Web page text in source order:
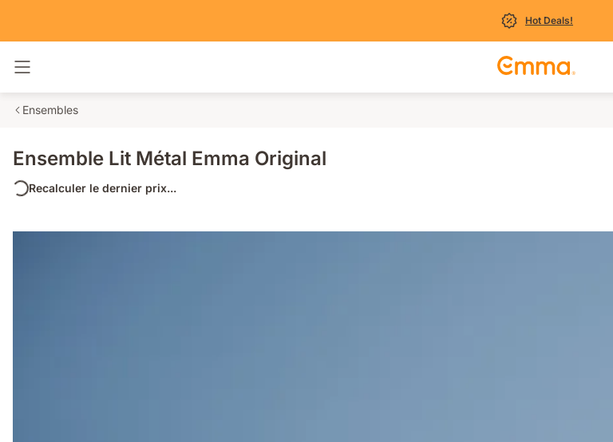
Hot Deals!
Ensembles
Ensemble Lit Métal Emma Original
Recalculer le dernier prix...